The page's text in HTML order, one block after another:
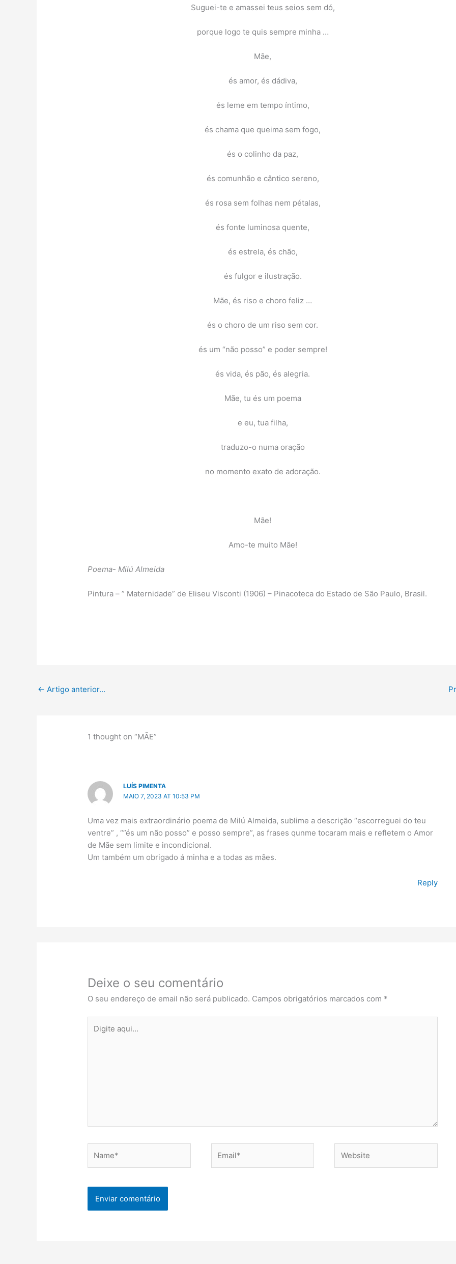
Suguei-te e amassei teus seios sem dó,
porque logo te quis sempre minha …
Mãe,
és amor, és dádiva,
és leme em tempo íntimo,
és chama que queima sem fogo,
és o colinho da paz,
és comunhão e cântico sereno,
és rosa sem folhas nem pétalas,
és fonte luminosa quente,
és estrela, és chão,
és fulgor e ilustração.
Mãe, és riso e choro feliz …
és o choro de um riso sem cor.
és um “não posso” e poder sempre!
és vida, és pão, és alegria.
Mãe, tu és um poema
e eu, tua filha,
traduzo-o numa oração
no momento exato de adoração.
Mãe!
Amo-te muito Mãe!
Poema- Milú Almeida
Pintura – ” Maternidade” de Eliseu Visconti (1906) – Pinacoteca do Estado de São Paulo, Brasil.
← Artigo anterior...
1 thought on “MÃE”
LUÍS PIMENTA
MAIO 7, 2023 AT 10:53 PM
Uma vez mais extraordinário poema de Milú Almeida, sublime a descrição “escorreguei do teu
ventre” , “”és um não posso” e posso sempre”, as frases qunme tocaram mais e refletem o Amor
de Mãe sem limite e incondicional.
Um também um obrigado á minha e a todas as mães.
Reply
Deixe o seu comentário
O seu endereço de email não será publicado. Campos obrigatórios marcados com *
aqui...